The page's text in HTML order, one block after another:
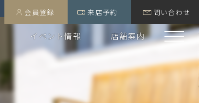
会員登録 来店予約 問い合わせ
イベント情報 店舗案内